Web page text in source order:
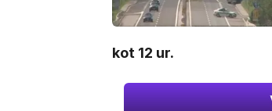
kot 12 ur.